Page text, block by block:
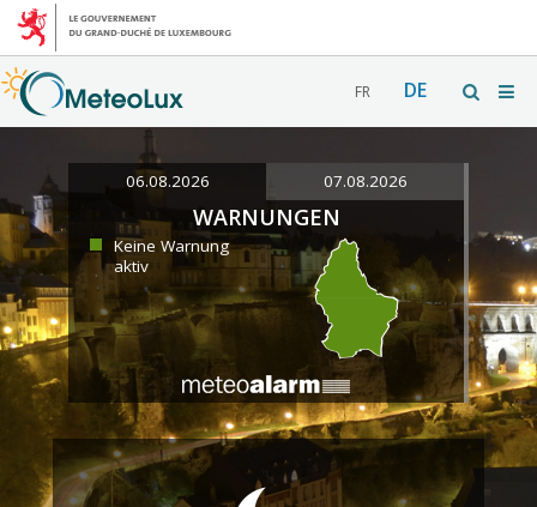
FR DE
06.08.2026 07.08.2026
WARNUNGEN
Keine Warnung
aktiv